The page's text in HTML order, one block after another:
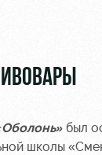
был
школы